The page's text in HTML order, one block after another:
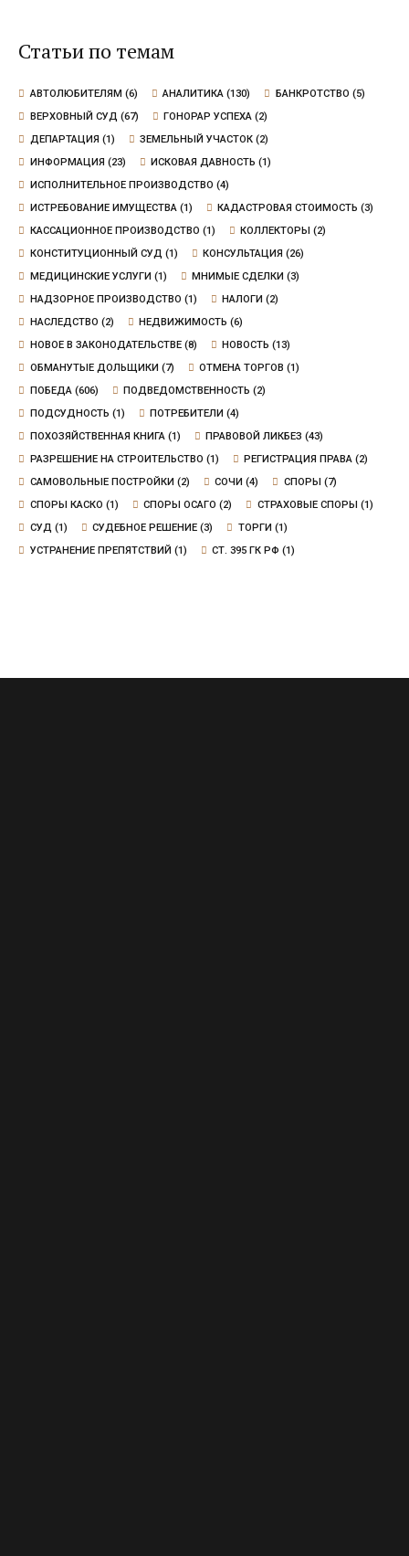
Статьи по темам
АВТОЛЮБИТЕЛЯМ (6) АНАЛИТИКА (130) БАНКРОТСТВО (5)
ВЕРХОВНЫЙ СУД (67) ГОНОРАР УСПЕХА (2)
ДЕПАРТАЦИЯ (1) ЗЕМЕЛЬНЫЙ УЧАСТОК (2)
ИНФОРМАЦИЯ (23) ИСКОВАЯ ДАВНОСТЬ (1)
ИСПОЛНИТЕЛЬНОЕ ПРОИЗВОДСТВО (4)
ИСТРЕБОВАНИЕ ИМУЩЕСТВА(1) КАДАСТРОВАЯ СТОИМОСТЬ (3)
КАССАЦИОННОЕ ПРОИЗВОДСТВО (1) КОЛЛЕКТОРЫ (2)
КОНСТИТУЦИОННЫЙ СУД (1) КОНСУЛЬТАЦИЯ (26)
МЕДИЦИНСКИЕ УСЛУГИ (1) МНИМЫЕ СДЕЛКИ (3)
НАДЗОРНОЕ ПРОИЗВОДСТВО (1) НАЛОГИ (2)
НАСЛЕДСТВО (2) НЕДВИЖИМОСТЬ (6)
НОВОЕ В ЗАКОНОДАТЕЛЬСТВЕ(8) НОВОСТЬ (13)
ОБМАНУТЫЕ ДОЛЬЩИКИ (7) ОТМЕНА ТОРГОВ (1)
ПОБЕДА(606) ПОДВЕДОМСТВЕННОСТЬ (2)
ПОДСУДНОСТЬ (1) ПОТРЕБИТЕЛИ (4)
ПОХОЗЯЙСТВЕННАЯ КНИГА(1) ПРАВОВОЙ ЛИКБЕЗ (43)
РАЗРЕШЕНИЕ НА СТРОИТЕЛЬСТВО (1) РЕГИСТРАЦИЯ ПРАВА (2)
САМОВОЛЬНЫЕ ПОСТРОЙКИ (2) СОЧИ (4) СПОРЫ (7)
СПОРЫ КАСКО (1) СПОРЫ ОСАГО (2) СТРАХОВЫЕ СПОРЫ (1)
СУД (1) СУДЕБНОЕ РЕШЕНИЕ (3) ТОРГИ (1)
УСТРАНЕНИЕ ПРЕПЯТСТВИЙ (1) СТ. 395 ГК РФ (1)